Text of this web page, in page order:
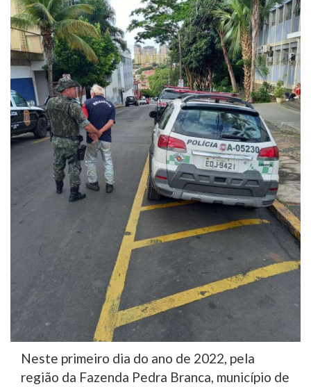
Neste primeiro dia do ano de 2022, pela
região da Fazenda Pedra Branca, município de